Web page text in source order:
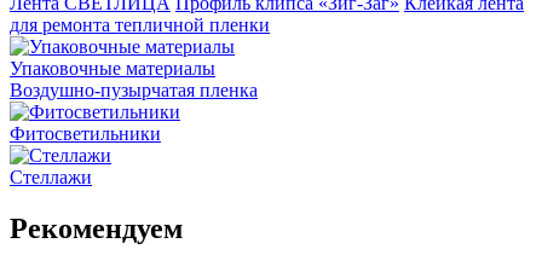
для ремонта тепличной пленки
Упаковочные материалы
Воздушно-пузырчатая пленка
Фитосветильники
Стеллажи
Рекомендуем